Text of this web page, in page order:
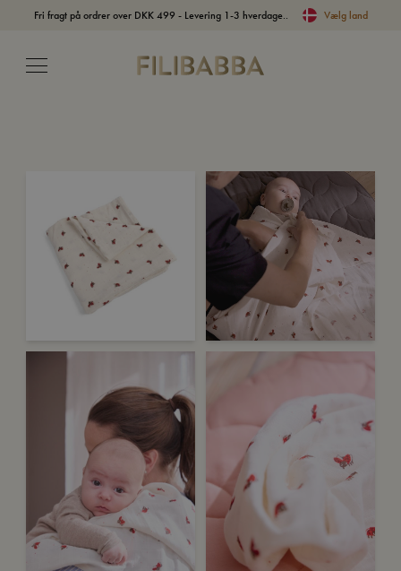
Fri fragt på ordrer over DKK 499 - Levering 1-3 hverdage.. Vælg land